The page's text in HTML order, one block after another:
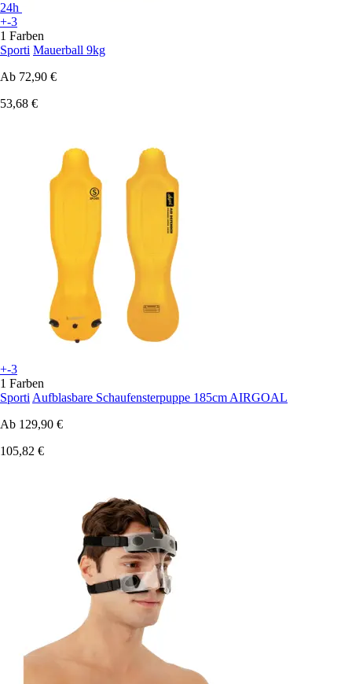
24h
+-3
1 Farben
Sporti Mauerball 9kg
Ab 72,90 €
53,68 €
+-3
1 Farben
Sporti Aufblasbare Schaufensterpuppe 185cm AIRGOAL
Ab 129,90 €
105,82 €